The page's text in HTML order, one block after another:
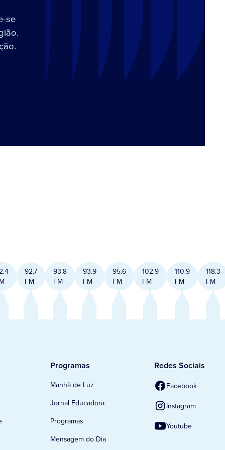
se
92.7
FM
93.8
FM
93.9
FM
95.6
FM
102.9
FM
110.9
FM
118.3
FM
Programas
Manhã de Luz
Jornal Educadora
Programas
Mensagem do Dia
Redes Sociais
Facebook
Instagram
Youtube